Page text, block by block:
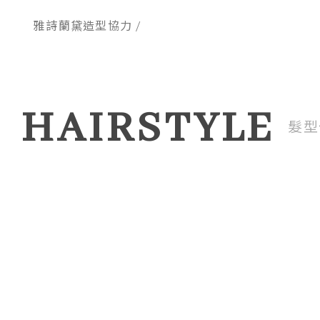
雅詩蘭黛造型協力 /
HAIRSTYLE 髮